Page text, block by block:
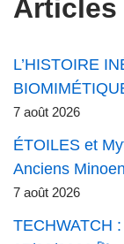
Articles
L’HISTOIRE
7 août 2026
ÉTOILES et
Anciens
7 août 2026
TECHWATCH